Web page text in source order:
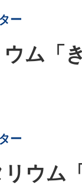
ー
ム「
ー
ウム